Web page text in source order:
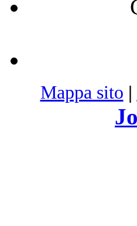
Mappa sito |